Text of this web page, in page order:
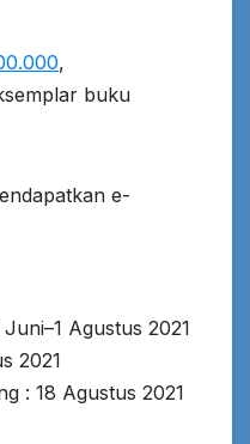
,
buku
e-
Agustus 2021
2021
: 18 Agustus 2021